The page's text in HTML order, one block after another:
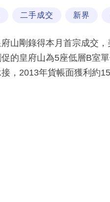
二手成交 新界
山剛錄得本月首宗成交
的皇府山為5座低層B室
，2013年貨帳面獲利約